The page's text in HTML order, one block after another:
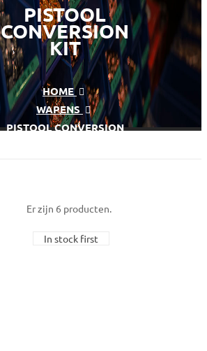
PISTOOL
CONVERSION
KIT
HOME
WAPENS
PISTOOL CONVERSION
Er zijn 6 producten.
In stock first